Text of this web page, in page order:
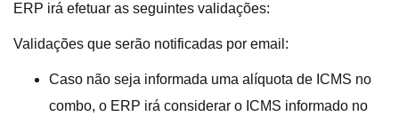
ERP irá efetuar as seguintes validações:
Validações que serão notificadas por email:
Caso não seja informada uma alíquota de ICMS no
combo, o ERP irá considerar o ICMS informado no